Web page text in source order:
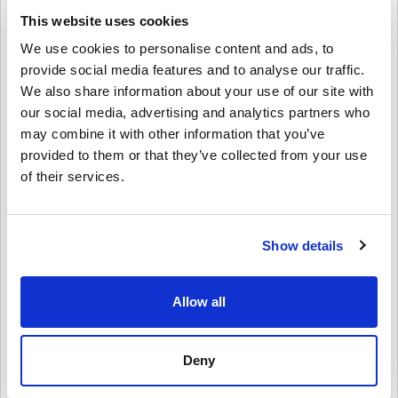
This website uses cookies
We use cookies to personalise content and ads, to
provide social media features and to analyse our traffic.
We also share information about your use of our site with
our social media, advertising and analytics partners who
may combine it with other information that you’ve
provided to them or that they’ve collected from your use
of their services.
Show details
Allow all
Deny
kontroller, headset och mer.
Vill du överraska en vän eller familjemedlem?
Välj bara beloppet, anpassa det med en design och ett meddelande
och skicka Xbox-presentkortet via e-post eller skriv ut det. Det är
födelsedagar, högtider eller bara för att.
2. Gå till Microsoft Store eller använd din Xbox-konsol
4. Klart! Ditt kontosaldo uppdateras direkt
Xbox-utrustning, har detta presentkort dig täckt. Skaffa din Xbox-
njuta av allt Xbox har att erbjuda!